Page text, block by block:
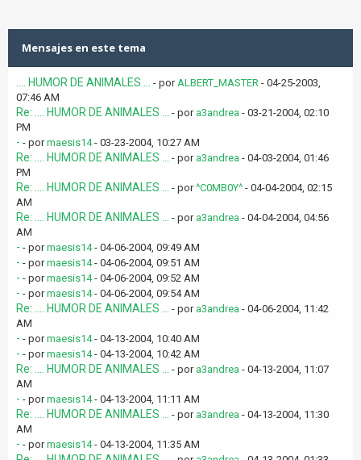
Mensajes en este tema
.... HUMOR DE ANIMALES ... - porALBERT_MASTER - 04-25-2003,
07:46 AM
Re: .... HUMOR DE ANIMALES ... - por a3andrea - 03-21-2004, 02:10
PM
- - pormaesis14- 03-23-2004, 10:27 AM
Re: .... HUMOR DE ANIMALES ... - por a3andrea - 04-03-2004, 01:46
PM
Re: .... HUMOR DE ANIMALES ... - por^C0MB0Y^ - 04-04-2004, 02:15
AM
Re: .... HUMOR DE ANIMALES ... - por a3andrea - 04-04-2004, 04:56
AM
- - pormaesis14- 04-06-2004, 09:49 AM
- - pormaesis14- 04-06-2004, 09:51 AM
- - pormaesis14- 04-06-2004, 09:52 AM
- - pormaesis14- 04-06-2004, 09:54 AM
Re: .... HUMOR DE ANIMALES ... - por a3andrea - 04-06-2004, 11:42
AM
- - pormaesis14- 04-13-2004, 10:40 AM
- - pormaesis14- 04-13-2004, 10:42 AM
Re: .... HUMOR DE ANIMALES ... - por a3andrea - 04-13-2004, 11:07
AM
- - pormaesis14- 04-13-2004, 11:11 AM
Re: .... HUMOR DE ANIMALES ... - por a3andrea - 04-13-2004, 11:30
AM
- - pormaesis14- 04-13-2004, 11:35 AM